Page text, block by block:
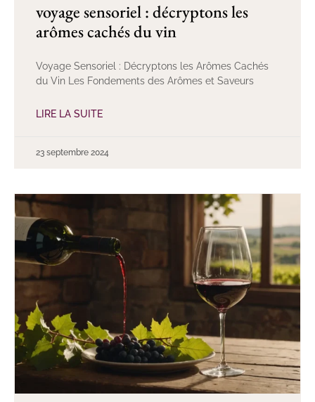
voyage sensoriel : décryptons les
arômes cachés du vin
Voyage Sensoriel : Décryptons les Arômes Cachés
du Vin Les Fondements des Arômes et Saveurs
LIRE LA SUITE
23 septembre 2024